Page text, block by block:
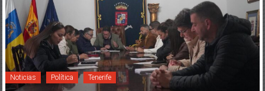
Noticias Política Tenerife